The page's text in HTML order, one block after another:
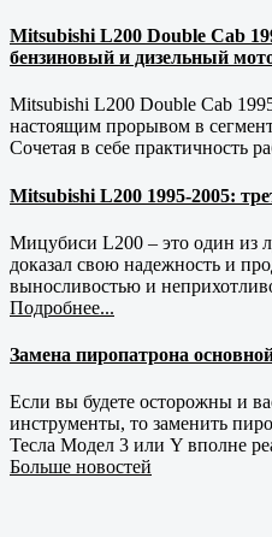
Mitsubishi L200 Double Cab
бензиновый и дизельный
Mitsubishi L200 Double Cab
настоящим прорывом в
Сочетая в себе практичность
Mitsubishi L200 1995-2005:
Мицубиси L200 – это один из
доказал свою надежность и
выносливостью и
Подробнее...
Замена пиропатрона
Если вы будете осторожны и
инструменты, то заменить
Тесла Модел 3 или Y вполне
Больше новостей